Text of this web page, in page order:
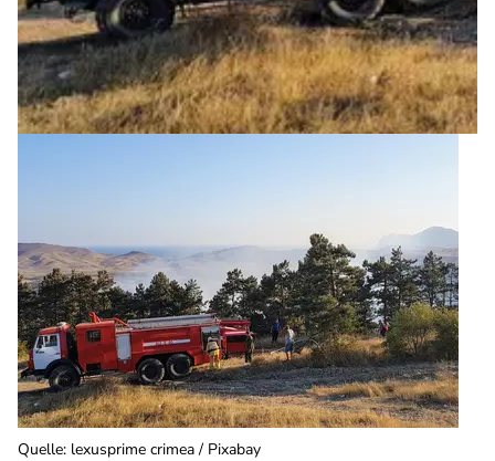
Quelle: lexusprime crimea / Pixabay